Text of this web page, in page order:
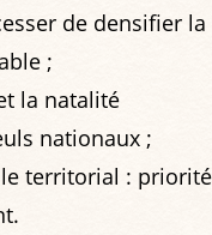
de densifier la
;
la natalité
nationaux ;
territorial : priorité